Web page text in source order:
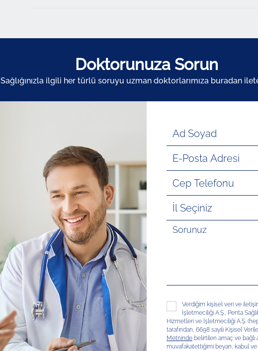
Doktorunuza Sorun
Sağlığınızla ilgili her türlü soruyu uzman doktorlarımıza buradan
Verdiğim kişisel veri ve
İşletmeciliği A.Ş., Penta
Hizmetleri ve İşletmeciliği A.Ş.
tarafından, 6698 sayılı Kişisel
Metninde belirtilen amaç ve bağlı
muvafakatettiğimi beyan, kabul